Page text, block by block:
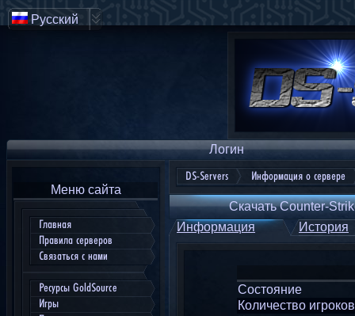
Логин
Меню сайта
Главная
Правила серверов
Связаться с нами
Ресурсы GoldSource
Игры
DS-Servers Информация о сервере
Скачать Counter-
Информация
История
Состояние
Количество игроков
Русский